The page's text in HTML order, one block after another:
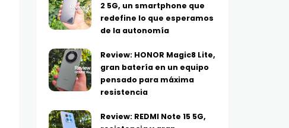
2 5G, un smartphone que
redefine lo que esperamos
de la autonomía
Review: HONOR Magic8 Lite,
gran batería en un equipo
pensado para máxima
resistencia
Review: REDMI Note 15 5G,